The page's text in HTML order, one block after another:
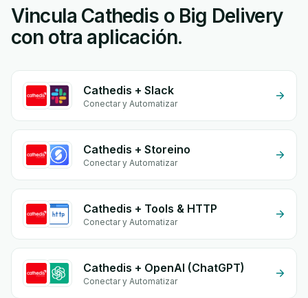
Vincula Cathedis o Big Delivery
con otra aplicación.
Cathedis + Slack
Conectar y Automatizar
Cathedis + Storeino
Conectar y Automatizar
Cathedis + Tools & HTTP
Conectar y Automatizar
Cathedis + OpenAI (ChatGPT)
Conectar y Automatizar